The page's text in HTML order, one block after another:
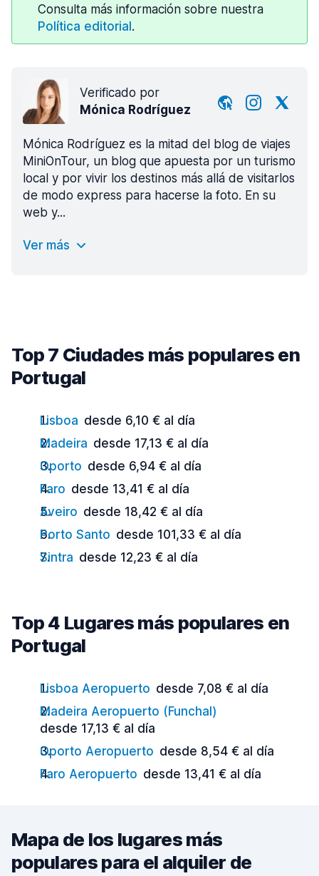
Consulta más información sobre nuestra
Política editorial .
Verificado por
Mónica Rodríguez
Mónica Rodríguez es la mitad del blog de viajes
MiniOnTour, un blog que apuesta por un turismo
local y por vivir los destinos más allá de visitarlos
de modo express para hacerse la foto. En su
web y...
Ver más
Top 7 Ciudades más populares en
Portugal
Lisboa desde 6,10 € al día
Madeira desde 17,13 € al día
Oporto desde 6,94 € al día
Faro desde 13,41 € al día
Aveiro desde 18,42 € al día
Porto Santo desde 101,33 € al día
Sintra desde 12,23 € al día
Top 4 Lugares más populares en
Portugal
Lisboa Aeropuerto desde 7,08 € al día
Madeira Aeropuerto (Funchal)
desde 17,13 € al día
Oporto Aeropuerto desde 8,54 € al día
Faro Aeropuerto desde 13,41 € al día
Mapa de los lugares más
populares para el alquiler de